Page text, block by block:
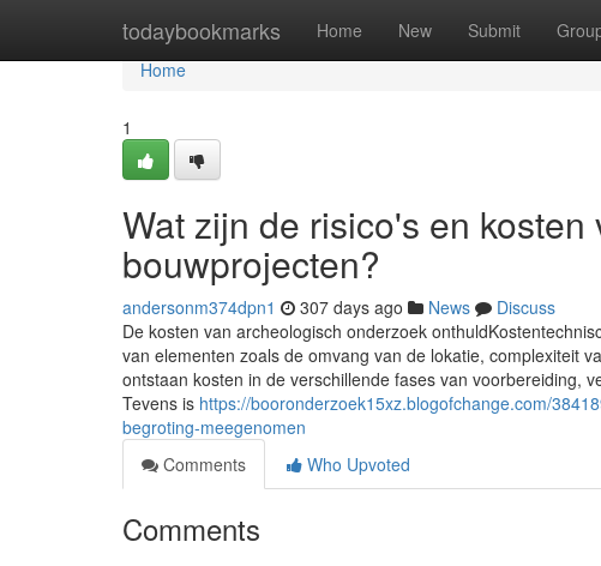
todaybookmarks Home New Submit
Home
Home
1
Wat zijn de risico's en
bouwprojecten?
andersonm374dpn1 307 days ago News
Discuss
De kosten van archeologisch onderzoek
van elementen zoals de omvang van de lokatie, complexiteit
ontstaan kosten in de verschillende fases van voorbereiding,
Tevens is https://booronderzoek15xz.blogofchange.com/
begroting-meegenomen
Comments
Who Upvoted
Comments